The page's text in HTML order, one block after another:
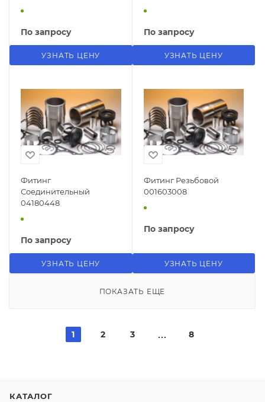
По запросу
УЗНАТЬ ЦЕНУ
По запросу
УЗНАТЬ ЦЕНУ
Фитинг
Соединительный
04180448
По запросу
УЗНАТЬ ЦЕНУ
Фитинг Резьбовой
001603008
По запросу
УЗНАТЬ ЦЕНУ
ПОКАЗАТЬ ЕЩЕ
1 2 3 8
КАТАЛОГ